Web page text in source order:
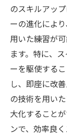
のスキルアッ
ーの進化によ
用いた練習が
ます。特に、
ーを駆使する
し、即座に改
の技術を用い
大化すること
ンで、効率良